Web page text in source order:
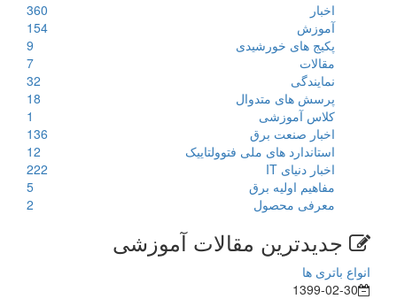
اخبار
360
آموزش
154
پکیج های خورشیدی
9
مقالات
7
نمایندگی
32
پرسش های متدوال
18
کلاس آموزشی
1
اخبار صنعت برق
136
استاندارد های ملی فتوولتاییک
12
اخبار دنیای IT
222
مفاهیم اولیه برق
5
معرفی محصول
2
جدیدترین مقالات آموزشی
انواع باتری ها
1399-02-30